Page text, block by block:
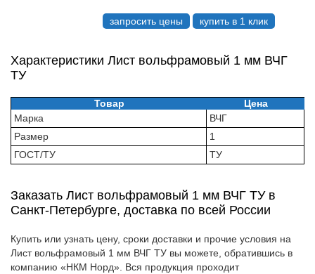
запросить цены купить в 1 клик
Характеристики Лист вольфрамовый 1 мм ВЧГ
ТУ
Товар
Цена
Марка
ВЧГ
Размер
1
ГОСТ/ТУ
ТУ
Заказать Лист вольфрамовый 1 мм ВЧГ ТУ в
Санкт-Петербурге, доставка по всей России
Купить или узнать цену, сроки доставки и прочие условия на
Лист вольфрамовый 1 мм ВЧГ ТУ вы можете, обратившись в
компанию «НКМ Норд». Вся продукция проходит